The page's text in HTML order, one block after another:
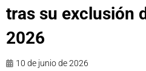
tras su exclusión
2026
10 de junio de 2026